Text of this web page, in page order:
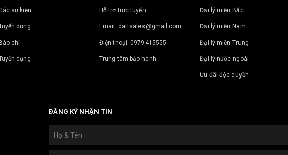
sự kiện
dụng
Báo chí
dụng
Hỗ trợ trực tuyến
Email: dattsales@gmail.com
Điện thoại: 0979415555
Trung tâm bảo hành
Đại lý miền Bắc
Đại lý miền Nam
Đại lý miền Trung
Đại lý nước ngoài
Ưu đãi độc quyền
ĐĂNG KÝ NHẬN TIN